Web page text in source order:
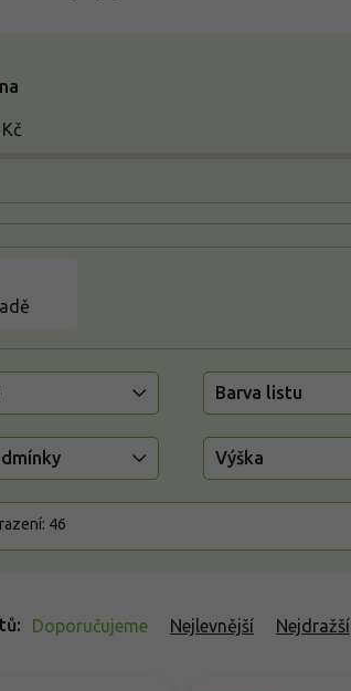
Doporučujeme Nejlevnější Nejdražší
Kč
Barva listu
Výška
46